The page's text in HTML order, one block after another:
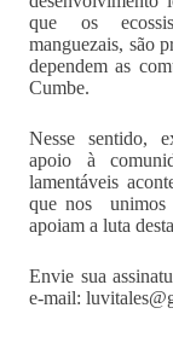
que os
manguezais, são
dependem as
Cumbe.
Nesse sentido,
apoio à
lamentáveis
que nos unimos
apoiam a luta
Envie sua
e-mail: